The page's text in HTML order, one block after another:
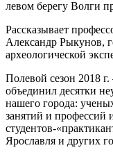
левом берегу Волги
Рассказывает
Александр Рыкунов,
археологической
Полевой сезон 2018
объединил десятки
нашего города:
занятий и профессий
студентов-
Ярославля и других